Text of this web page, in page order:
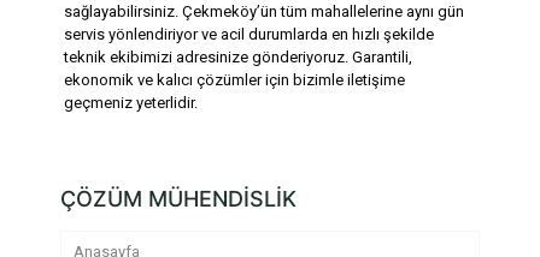
sağlayabilirsiniz. Çekmeköy’ün tüm mahallelerine aynı gün
servis yönlendiriyor ve acil durumlarda en hızlı şekilde
teknik ekibimizi adresinize gönderiyoruz. Garantili,
ekonomik ve kalıcı çözümler için bizimle iletişime
geçmeniz yeterlidir.
ÇÖZÜM MÜHENDİSLİK
Anasayfa